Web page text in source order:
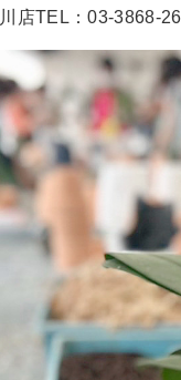
店TEL：03-3868-